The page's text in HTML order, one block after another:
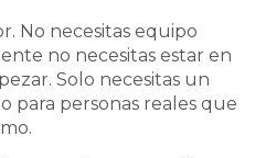
No necesitas equipo
no necesitas estar en
Solo necesitas un
para personas reales que